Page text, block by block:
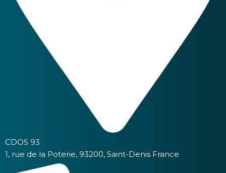
CDOS 93
1, rue de la Poterie, 93200, Saint-Denis France